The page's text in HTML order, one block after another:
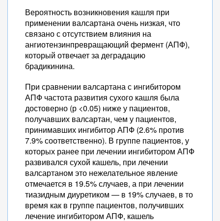
Вероятность возникновения кашля при
применении валсартана очень низкая, что
связано с отсутствием влияния на
ангиотензинпревращающий фермент (АПФ),
который отвечает за деградацию
брадикинина.
При сравнении валсартана с ингибитором
АПФ частота развития сухого кашля была
достоверно (р <0.05) ниже у пациентов,
получавших валсартан, чем у пациентов,
принимавших ингибитор АПФ (2.6% против
7.9% соответственно). В группе пациентов, у
которых ранее при лечении ингибитором АПФ
развивался сухой кашель, при лечении
валсартаном это нежелательное явление
отмечается в 19.5% случаев, а при лечении
тиазидным диуретиком — в 19% случаев, в то
время как в группе пациентов, получивших
лечение ингибитором АПФ, кашель